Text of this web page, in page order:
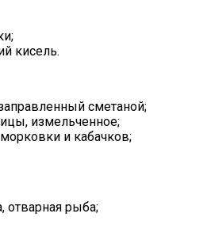
кисель.
сметаной;
измельченное;
и кабачков;
отварная рыба;